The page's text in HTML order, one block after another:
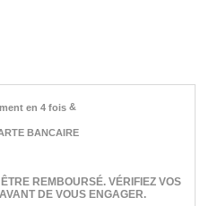
&
BANCAIRE
REMBOURSÉ. VÉRIFIEZ VOS
DE VOUS ENGAGER.